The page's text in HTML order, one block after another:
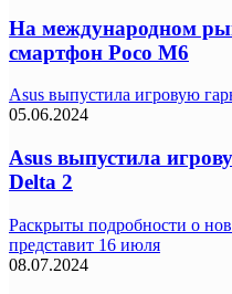
На международном
смартфон Poco M6
Asus выпустила игровую
05.06.2024
Asus выпустила
Delta 2
Раскрыты подробности о
представит 16 июля
08.07.2024